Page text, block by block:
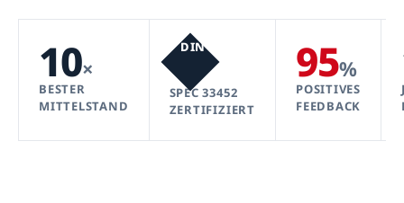
10×
BESTER
MITTELSTAND
DIN
SPEC 33452
ZERTIFIZIERT
95%
POSITIVES
FEEDBACK